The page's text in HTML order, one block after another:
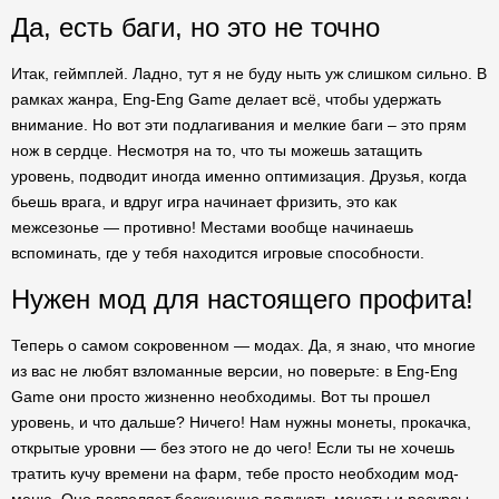
Да, есть баги, но это не точно
Итак, геймплей. Ладно, тут я не буду ныть уж слишком сильно. В
рамках жанра, Eng-Eng Game делает всё, чтобы удержать
внимание. Но вот эти подлагивания и мелкие баги – это прям
нож в сердце. Несмотря на то, что ты можешь затащить
уровень, подводит иногда именно оптимизация. Друзья, когда
бьешь врага, и вдруг игра начинает фризить, это как
межсезонье — противно! Местами вообще начинаешь
вспоминать, где у тебя находится игровые способности.
Нужен мод для настоящего профита!
Теперь о самом сокровенном — модах. Да, я знаю, что многие
из вас не любят взломанные версии, но поверьте: в Eng-Eng
Game они просто жизненно необходимы. Вот ты прошел
уровень, и что дальше? Ничего! Нам нужны монеты, прокачка,
открытые уровни — без этого не до чего! Если ты не хочешь
тратить кучу времени на фарм, тебе просто необходим мод-